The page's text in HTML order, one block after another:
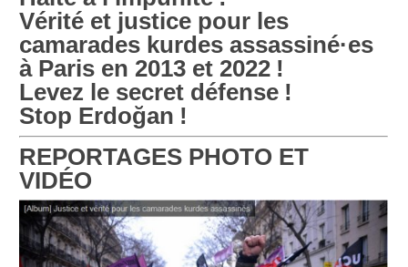
Vérité et justice pour les
camarades kurdes assassiné·es
à Paris en 2013 et 2022 !
Levez le secret défense !
Stop Erdoğan !
REPORTAGES PHOTO ET
VIDÉO